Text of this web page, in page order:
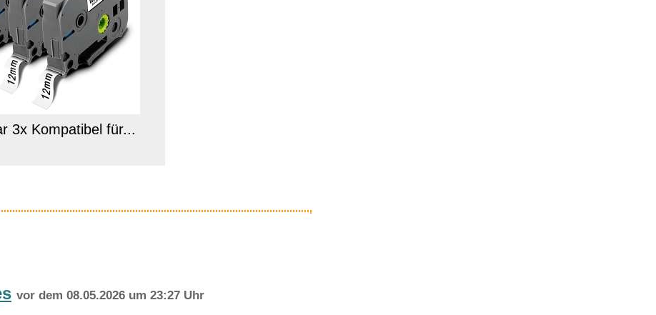
3x Kompatibel für...
vor dem 08.05.2026 um 23:27 Uhr